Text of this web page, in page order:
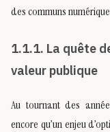
des communs
1.1.1. La quête
valeur publique
Au tournant des
encore qu’un enjeu